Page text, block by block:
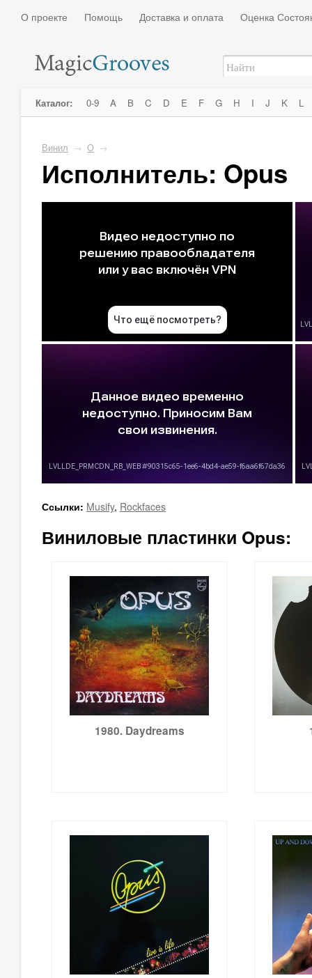
О проекте Помощь Доставка и оплата Оценка
Каталог: 0-9 A B C D E F G H I J K L
Винил → O →
Исполнитель: Opus
Ссылки: Musify, Rockfaces
Виниловые пластинки Opus:
1980. Daydreams